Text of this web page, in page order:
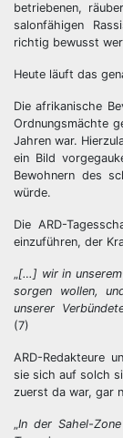
betriebenen,
salonfähigen
richtig bewusst
Heute läuft das
Die afrikanische
Ordnungsmächte
Jahren war.
ein Bild
Bewohnern des
würde.
Die ARD-
einzuführen, der
„[…] wir in
sorgen wollen,
unserer
(7)
ARD-Redakteure
sie sich auf solch
zuerst da war, gar
„In der Sahel-